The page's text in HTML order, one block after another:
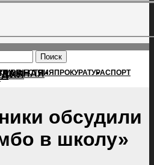
ПРОКУРАТУРАСПОРТ
обсудили
в школу»